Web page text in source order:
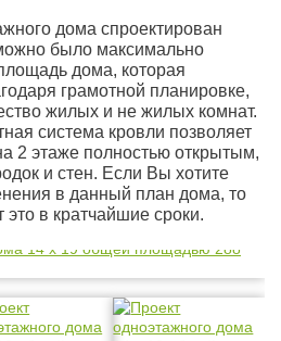
дома спроектирован
было максимально
дома, которая
грамотной планировке,
жилых и не жилых комнат.
система кровли позволяет
2 этаже полностью открытым,
и стен. Если Вы хотите
в данный план дома, то
в кратчайшие сроки.